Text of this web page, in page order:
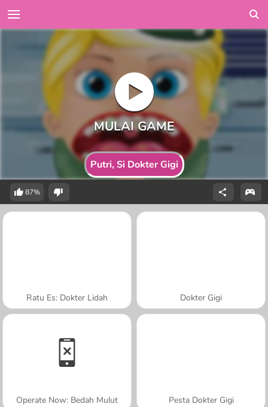
Putri, Si Dokter Gigi
87%
Ratu Es: Dokter Lidah Dokter Gigi
Operate Now: Bedah Mulut Pesta Dokter Gigi